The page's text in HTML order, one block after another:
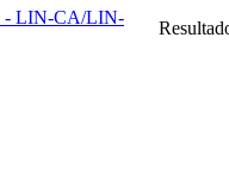
- LIN-CA/LIN-